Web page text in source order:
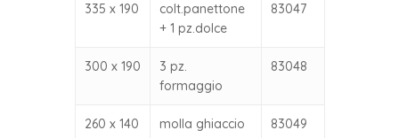
335 x 190
colt.panettone
+ 1 pz.dolce
83047
300 x 190
3 pz.
formaggio
83048
260 x 140 molla ghiaccio 83049